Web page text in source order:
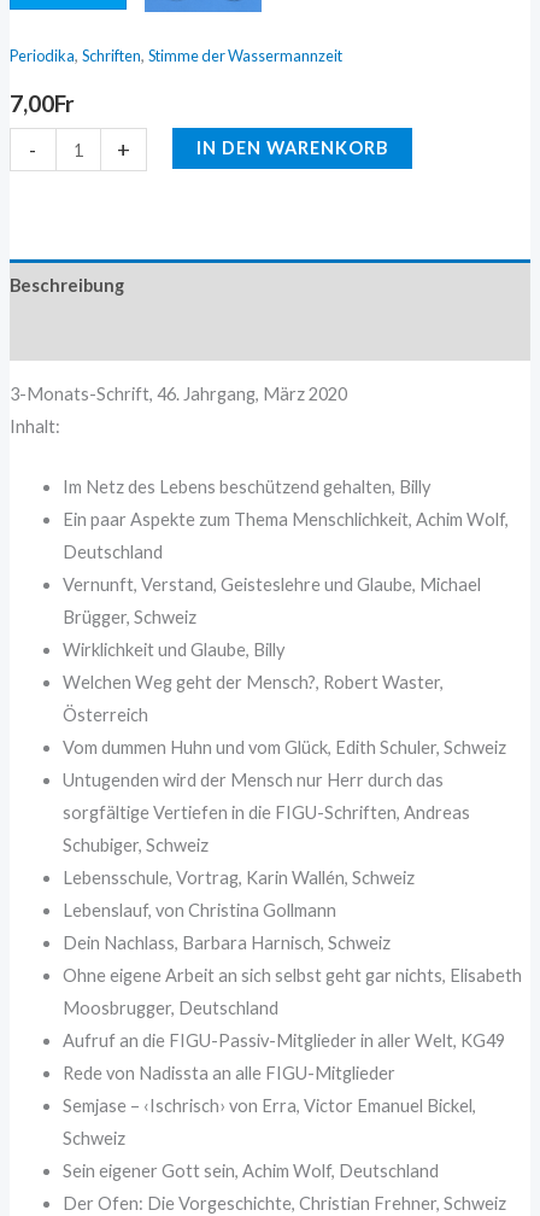
Periodika, Schriften, Stimme der Wassermannzeit
7,00Fr
- + IN DEN WARENKORB
Beschreibung
3-Monats-Schrift, 46. Jahrgang, März 2020
Inhalt:
Im Netz des Lebens beschützend gehalten, Billy
Ein paar Aspekte zum Thema Menschlichkeit, Achim Wolf,
Deutschland
Vernunft, Verstand, Geisteslehre und Glaube, Michael
Brügger, Schweiz
Wirklichkeit und Glaube, Billy
Welchen Weg geht der Mensch?, Robert Waster,
Österreich
Vom dummen Huhn und vom Glück, Edith Schuler, Schweiz
Untugenden wird der Mensch nur Herr durch das
sorgfältige Vertiefen in die FIGU-Schriften, Andreas
Schubiger, Schweiz
Lebensschule, Vortrag, Karin Wallén, Schweiz
Lebenslauf, von Christina Gollmann
Dein Nachlass, Barbara Harnisch, Schweiz
Ohne eigene Arbeit an sich selbst geht gar nichts, Elisabeth
Moosbrugger, Deutschland
Aufruf an die FIGU-Passiv-Mitglieder in aller Welt, KG49
Rede von Nadissta an alle FIGU-Mitglieder
Semjase – ‹Ischrisch› von Erra, Victor Emanuel Bickel,
Schweiz
Sein eigener Gott sein, Achim Wolf, Deutschland
Der Ofen: Die Vorgeschichte, Christian Frehner, Schweiz